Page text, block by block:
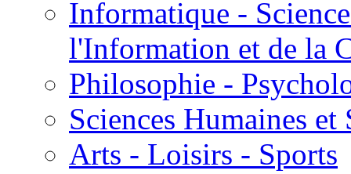
Informatique -
l'Information et de la
Philosophie -
Sciences Humaines et
Arts - Loisirs - Sports